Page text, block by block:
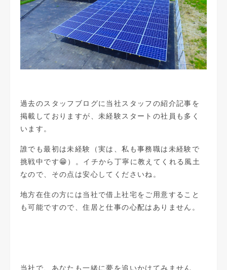
過去のスタッフブログに 当社スタッフの紹介記事を
掲載しておりますが、未経験スタートの社員も多く
います。
誰でも最初は未経験（実は、私も事務職は未経験で
挑戦中です😁）。 イチから丁寧に教えてくれる風土
なので、その点は安心してくださいね。
地方在住の方には当社で借上社宅をご用意すること
も可能ですので、住居と仕事の心配はありません。
当社で、あなたも一緒に夢を追いかけてみません